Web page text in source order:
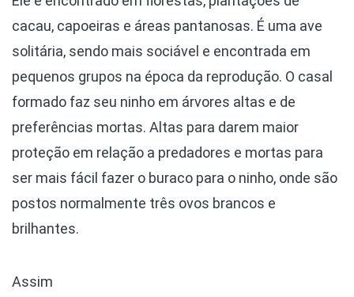
cacau, capoeiras e áreas pantanosas. É uma ave
solitária, sendo mais sociável e encontrada em
pequenos grupos na época da reprodução. O casal
formado faz seu ninho em árvores altas e de
preferências mortas. Altas para darem maior
proteção em relação a predadores e mortas para
ser mais fácil fazer o buraco para o ninho, onde são
postos normalmente três ovos brancos e
brilhantes.
Assim